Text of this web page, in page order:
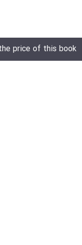
price of this book